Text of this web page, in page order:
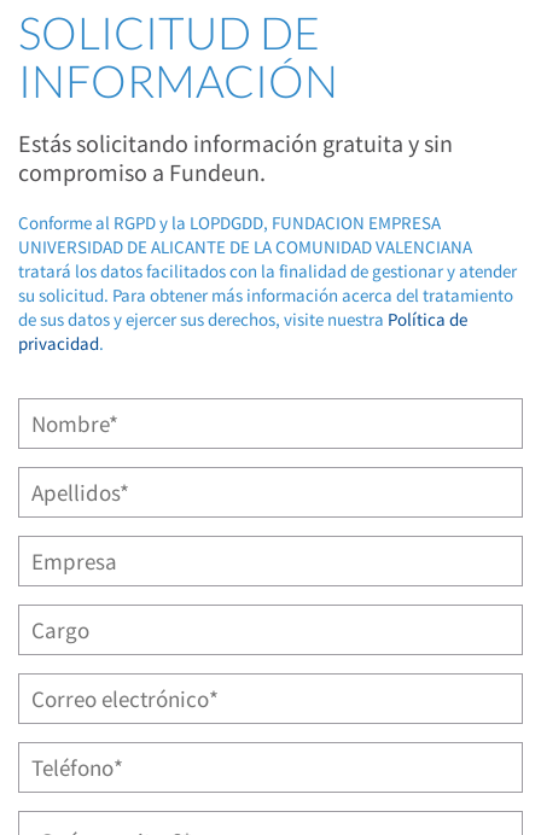
SOLICITUD DE
INFORMACIÓN
Estás solicitando información gratuita y sin
compromiso a Fundeun.
Conforme al RGPD y la LOPDGDD, FUNDACION EMPRESA
UNIVERSIDAD DE ALICANTE DE LA COMUNIDAD VALENCIANA
tratará los datos facilitados con la finalidad de gestionar y atender
su solicitud. Para obtener más información acerca del tratamiento
de sus datos y ejercer sus derechos, visite nuestra Política de
privacidad.